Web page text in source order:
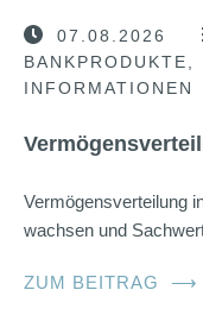
07.08.2026
BANKPRODUKTE
INFORMATIONEN
Vermögensverteilung
wachsen und
ZUM BEITRAG ⟶